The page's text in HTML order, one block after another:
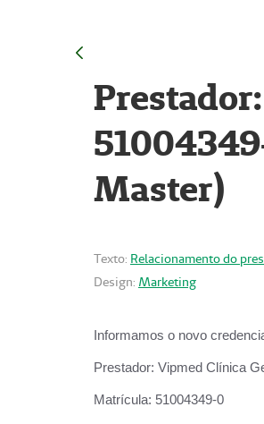
Master)
Texto: Relacionamento do
Design: Marketing
Informamos o novo
Prestador: Vipmed Clínica
Matrícula: 51004349-0